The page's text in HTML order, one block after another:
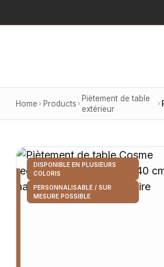
Home Products
Piètement de table
extérieur
DISPONIBLE EN PLUSIEURS
COLORIS
PERSONNALISABLE / SUR
MESURE POSSIBLE